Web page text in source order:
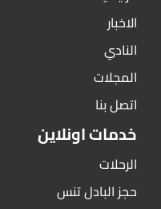
الاخبار
النادي
المجلات
اتصل بنا
خدمات اونلاين
الرحلات
حجز البادل تنس